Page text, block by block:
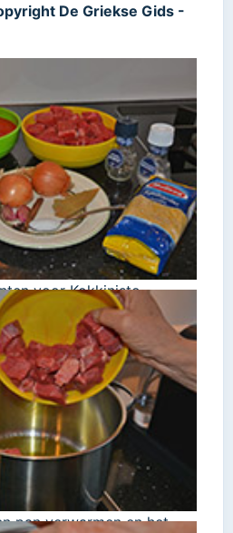
De Griekse Gids -
voor Kokkinisto
pan verwarmen en het